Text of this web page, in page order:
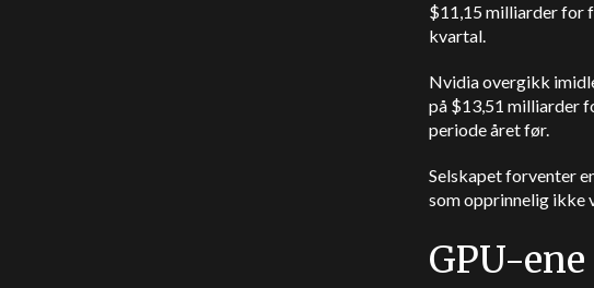
$11,15 milliarder for
kvartal.
Nvidia overgikk
på $13,51 milliarder
periode året før.
Selskapet forventer
som opprinnelig ikke
GPU-